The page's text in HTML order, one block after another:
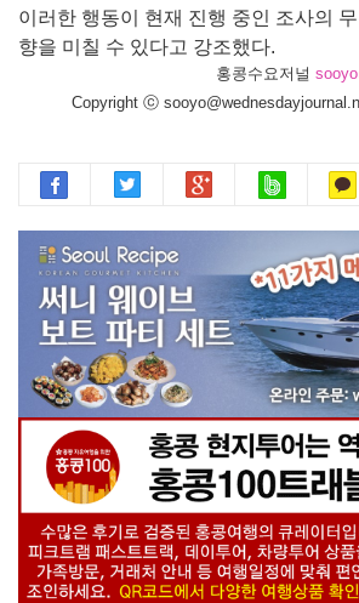
이러한 행동이 현재 진행 중인 조사의
향을 미칠 수 있다고 강조했다.
홍콩수요저널
Copyright ⓒ